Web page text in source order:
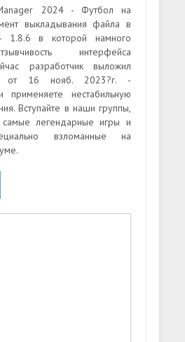
2024 - Футбол на
выкладывания файла в
1.8.6 в которой намного
интерфейса
разработчик выложил
от 16 нояб. 2023?г. -
применяете нестабильную
Вступайте в наши группы,
самые легендарные игры и
взломанные на